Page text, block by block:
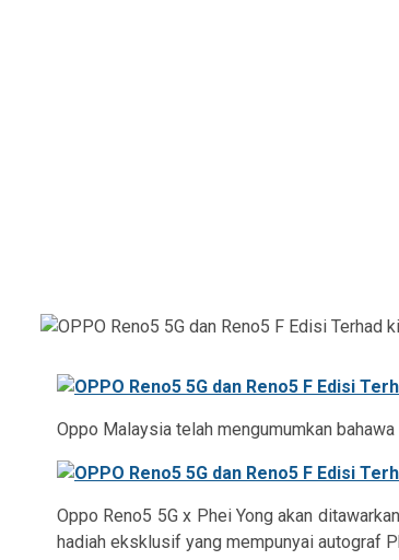
Oppo Malaysia telah mengumumkan
Oppo Reno5 5G x Phei Yong akan
hadiah eksklusif yang mempunyai autograf